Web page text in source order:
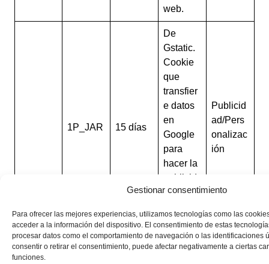
Gestionar consentimiento
Para ofrecer las mejores experiencias, utilizamos tecnologías como las
acceder a la información del dispositivo. El consentimiento de estas
procesar datos como el comportamiento de navegación o las identificaciones
consentir o retirar el consentimiento, puede afectar negativamente a ciertas
funciones.
web.
1P_JAR 15 días
De
Gstatic.
Cookie
que
transfier
e datos
en
Google
para
hacer la
publicid
ad más
.
Publicid
ad/Pers
onalizac
ión
La